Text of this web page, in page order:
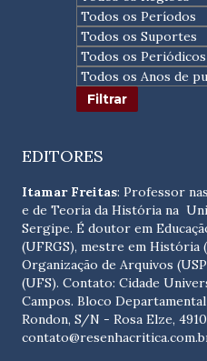
EDITORES
Itamar Freitas: Professor
e de Teoria da História na
Sergipe. É doutor em
(UFRGS), mestre em História
Organização de Arquivos
(UFS). Contato: Cidade
Campos. Bloco
Rondon, S/N - Rosa Elze,